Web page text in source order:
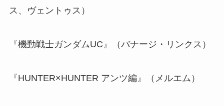
ス、ヴェントゥス）
『機動戦士ガンダムUC』（バナージ・リンクス）
『HUNTER×HUNTER アンツ編』（メルエム）